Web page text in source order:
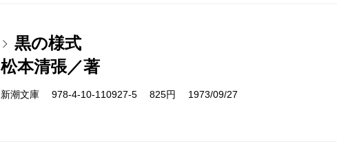
黒の様式
松本清張／著
新潮文庫 978-4-10-110927-5 825円 1973/09/27